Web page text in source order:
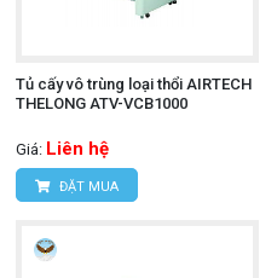
Tủ cấy vô trùng loại thổi AIRTECH
THELONG ATV-VCB1000
Giá: Liên hệ
ĐẶT MUA